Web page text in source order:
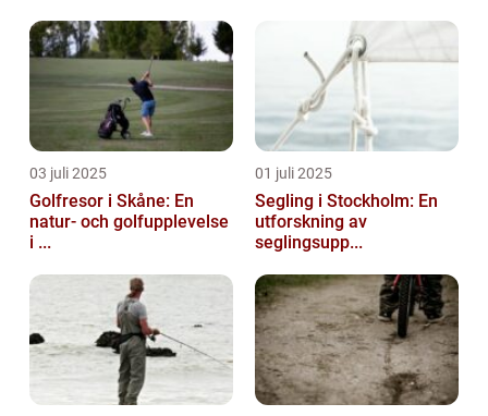
03 juli 2025
Golfresor i Skåne: En
natur- och golfupplevelse
i ...
01 juli 2025
Segling i Stockholm: En
utforskning av
seglingsupp...